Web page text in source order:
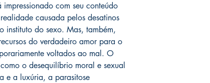
com seu conteúdo
causada pelos desatinos
instituto do sexo. Mas, também,
do verdadeiro amor para o
voltados ao mal. O
o desequilíbrio moral e sexual
e a luxúria, a parasitose